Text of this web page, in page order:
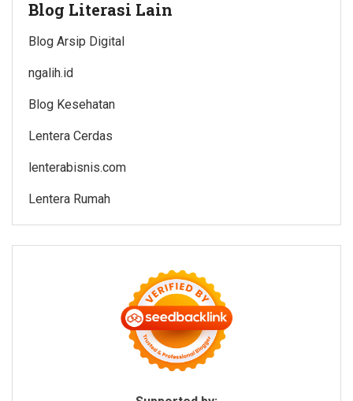
Blog Literasi Lain
Blog Arsip Digital
ngalih.id
Blog Kesehatan
Lentera Cerdas
lenterabisnis.com
Lentera Rumah